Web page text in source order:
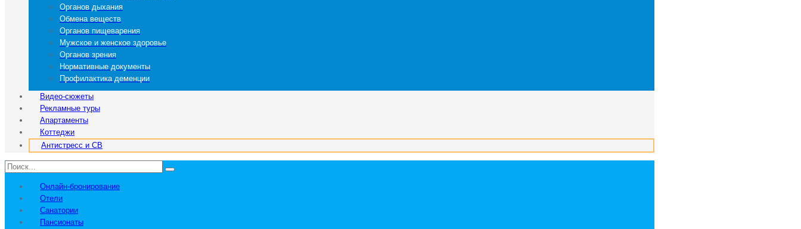
Органов дыхания
Обмена веществ
Органов пищеварения
Мужское и женское здоровье
Органов зрения
Нормативные документы
Профилактика деменции
Видео-сюжеты
Рекламные туры
Апартаменты
Коттеджи
Антистресс и СВ
Онлайн-бронирование
Отели
Санатории
Пансионаты